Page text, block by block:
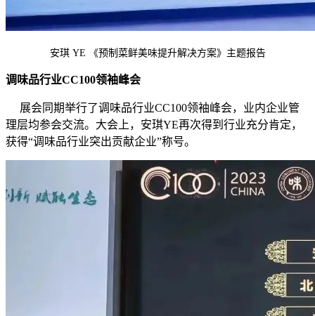
安琪 YE 《预制菜鲜美味提升解决方案》主题报告
调味品行业CC100领袖峰会
展会同期举行了调味品行业CC100领袖峰会，业内企业管
理层均参会交流。大会上，安琪YE再次得到行业充分肯定，
获得“调味品行业突出贡献企业”称号。